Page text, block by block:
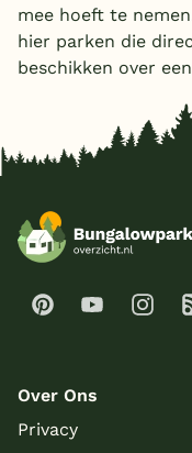
mee hoeft te
hier parken die
beschikken over
Over Ons
Privacy